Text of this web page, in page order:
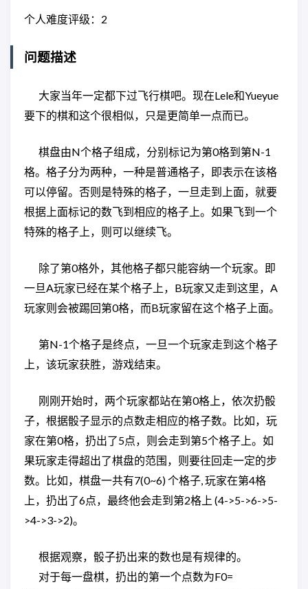
个人难度评级：2
问题描述
大家当年一定都下过飞行棋吧。现在Lele和Yueyue
要下的棋和这个很相似，只是更简单一点而已。
棋盘由N个格子组成，分别标记为第0格到第N-1
格。格子分为两种，一种是普通格子，即表示在该格
可以停留。否则是特殊的格子，一旦走到上面，就要
根据上面标记的数飞到相应的格子上。如果飞到一个
特殊的格子上，则可以继续飞。
除了第0格外，其他格子都只能容纳一个玩家。即
一旦A玩家已经在某个格子上，B玩家又走到这里，A
玩家则会被踢回第0格，而B玩家留在这个格子上面。
第N-1个格子是终点，一旦一个玩家走到这个格子
上，该玩家获胜，游戏结束。
刚刚开始时，两个玩家都站在第0格上，依次扔骰
子，根据骰子显示的点数走相应的格子数。比如，玩
家在第0格，扔出了5点，则会走到第5个格子上。如
果玩家走得超出了棋盘的范围，则要往回走一定的步
数。比如，棋盘一共有7(0~6) 个格子, 玩家在第4格
上，扔出了6点，最终他会走到第2格上 (4->5->6->5-
>4->3->2)。
根据观察，骰子扔出来的数也是有规律的。
对于每一盘棋，扔出的第一个点数为F0=